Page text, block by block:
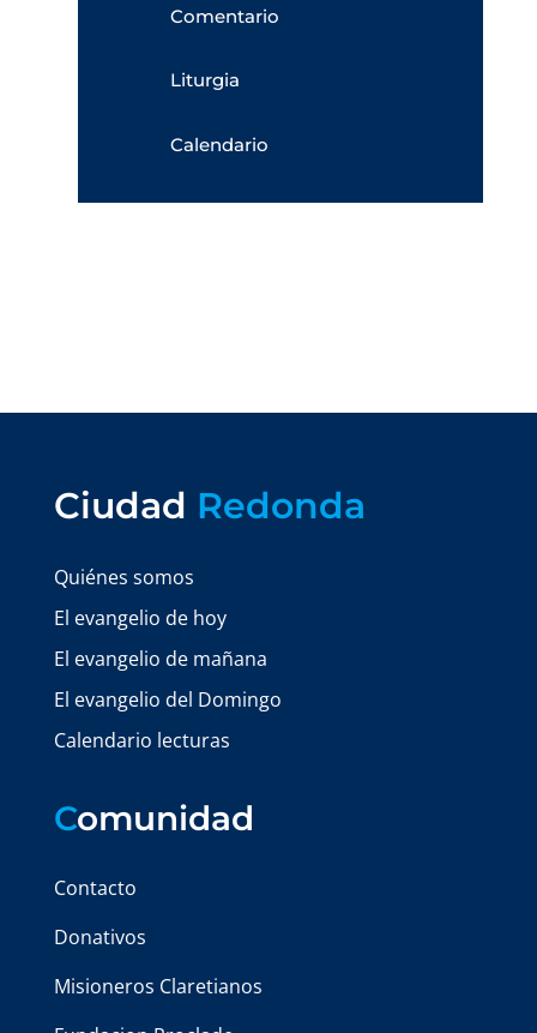
Comentario
Liturgia
Calendario
Ciudad Redonda
Quiénes somos
El evangelio de hoy
El evangelio de mañana
El evangelio del Domingo
Calendario lecturas
Comunidad
Contacto
Donativos
Misioneros Claretianos